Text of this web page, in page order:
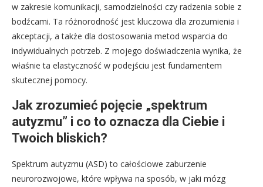
w zakresie komunikacji, samodzielności czy radzenia sobie z
bodźcami. Ta różnorodność jest kluczowa dla zrozumienia i
akceptacji, a także dla dostosowania metod wsparcia do
indywidualnych potrzeb. Z mojego doświadczenia wynika, że
właśnie ta elastyczność w podejściu jest fundamentem
skutecznej pomocy.
Jak zrozumieć pojęcie „spektrum
autyzmu” i co to oznacza dla Ciebie i
Twoich bliskich?
Spektrum autyzmu (ASD) to całościowe zaburzenie
neurorozwojowe, które wpływa na sposób, w jaki mózg